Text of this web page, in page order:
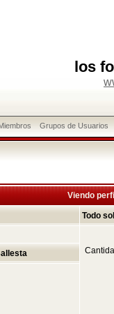
los
Grupos de Usuarios
Viendo
Todo